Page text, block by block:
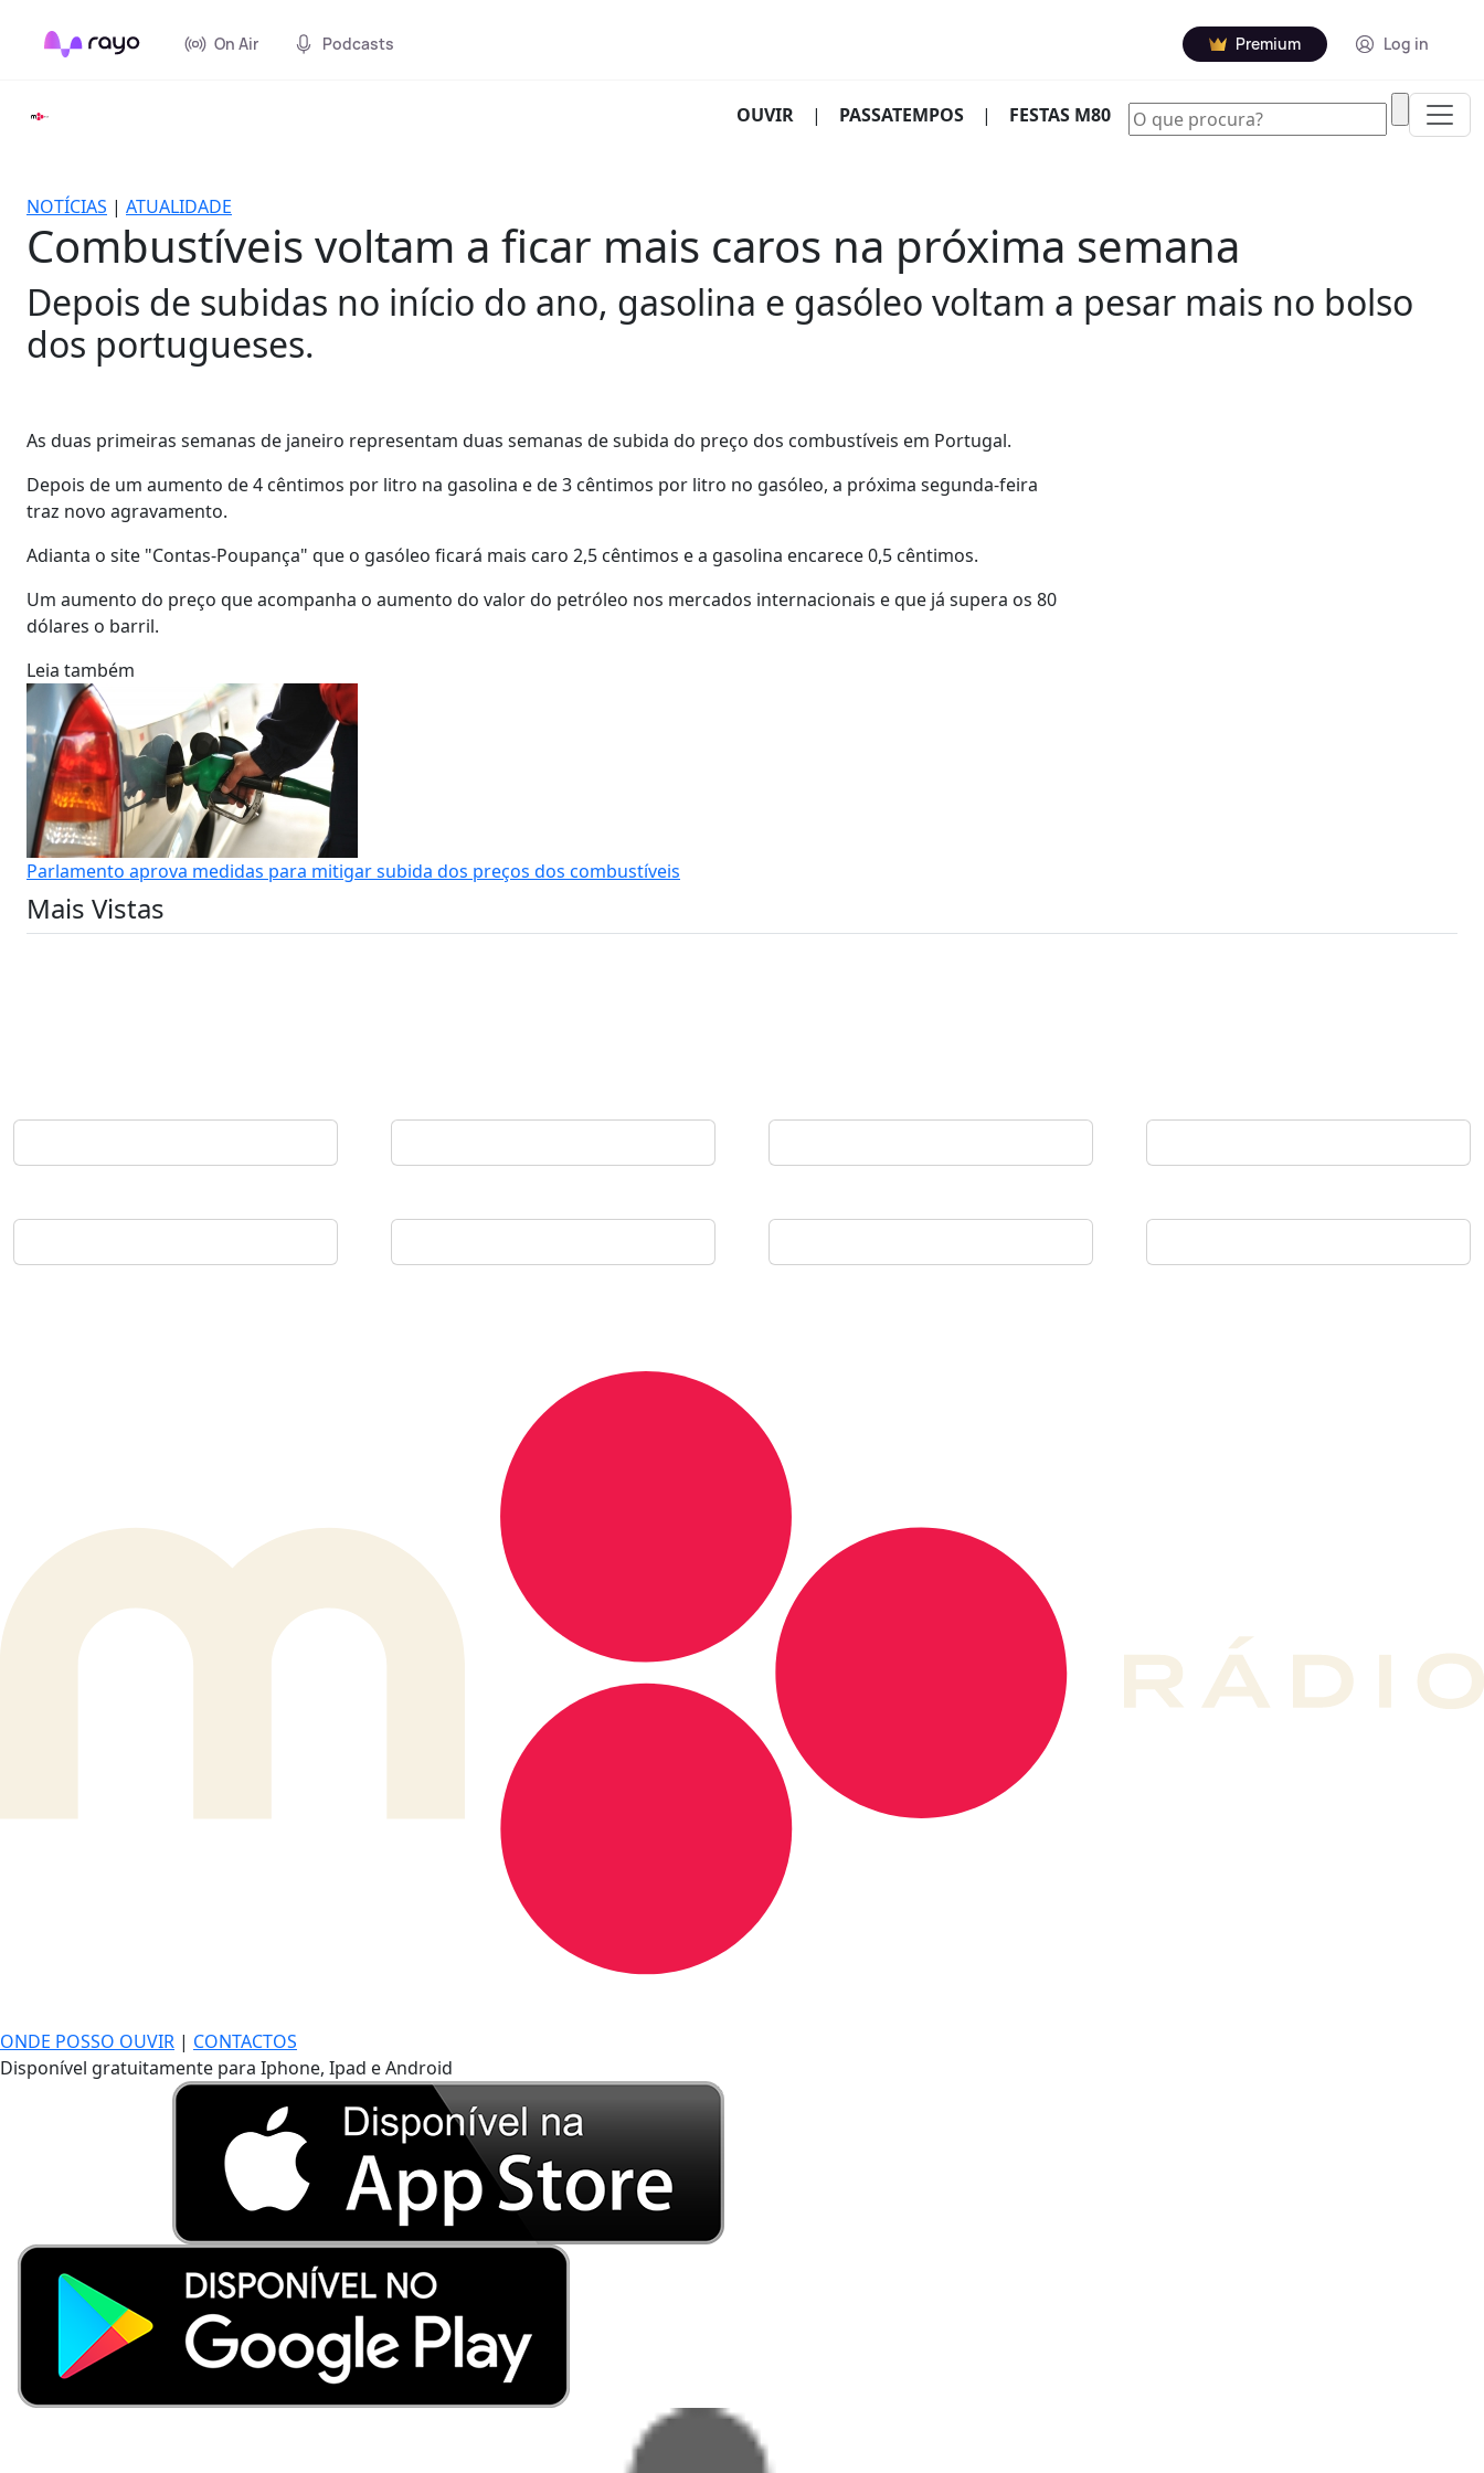
On Air Podcasts Premium Log in
OUVIR (CURRENT)
| PASSATEMPOS | FESTAS M80
NOTÍCIAS | ATUALIDADE
Combustíveis voltam a ficar mais caros na próxima semana
Depois de subidas no início do ano, gasolina e gasóleo voltam a pesar mais no bolso
dos portugueses.
As duas primeiras semanas de janeiro representam duas semanas de subida do preço dos combustíveis em Portugal.
Depois de um aumento de 4 cêntimos por litro na gasolina e de 3 cêntimos por litro no gasóleo, a próxima segunda-feira
traz novo agravamento.
Adianta o site "Contas-Poupança" que o gasóleo ficará mais caro 2,5 cêntimos e a gasolina encarece 0,5 cêntimos.
Um aumento do preço que acompanha o aumento do valor do petróleo nos mercados internacionais e que já supera os 80
dólares o barril.
Leia também
Parlamento aprova medidas para mitigar subida dos preços dos combustíveis
Mais Vistas
ONDE POSSO OUVIR | CONTACTOS
Disponível gratuitamente para Iphone, Ipad e Android